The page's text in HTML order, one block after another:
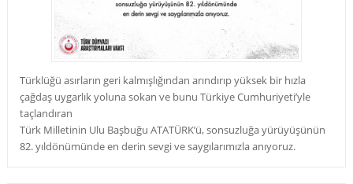
Türklüğü asırların geri kalmışlığından arındırıp yüksek bir hızla
çağdaş uygarlık yoluna sokan ve bunu Türkiye Cumhuriyeti’yle
taçlandıran
Türk Milletinin Ulu Başbuğu ATATÜRK’ü, sonsuzluğa yürüyüşünün
82. yıldönümünde en derin sevgi ve saygılarımızla anıyoruz.